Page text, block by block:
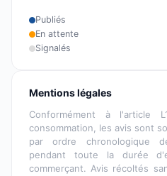
Publiés
En attente
Signalés
Mentions légales
Conformément à l'article
consommation, les avis sont
par ordre chronologique
pendant toute la durée
commerçant. Avis récoltés